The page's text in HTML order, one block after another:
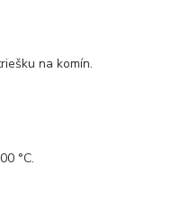
na komín.
°C.